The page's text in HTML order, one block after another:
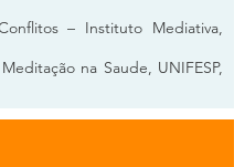
– Instituto Mediativa,
na Saude, UNIFESP,